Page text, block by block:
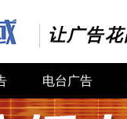
让广告
电台广告